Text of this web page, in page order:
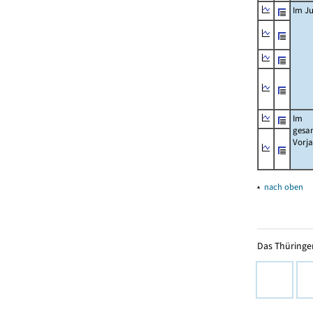
Im
Im
▴ nach oben
Das